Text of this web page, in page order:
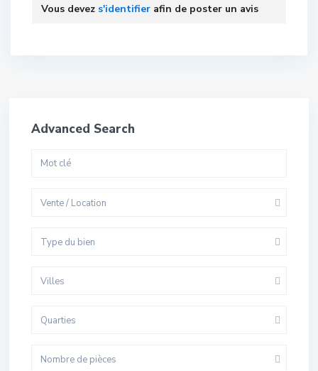
Vous devez s'identifier afin de poster un avis
Advanced Search
Vente / Location
Type du bien
Villes
Quarties
Nombre de pièces